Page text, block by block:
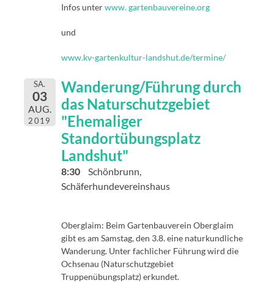
Infos unterwww. gartenbauvereine.org
und
www.kv-gartenkultur-landshut.de/termine/
SA.
03
AUG.
2019
Wanderung/Führung durch
das Naturschutzgebiet
"Ehemaliger
Standortübungsplatz
Landshut"
8:30
Schönbrunn,
Schäferhundevereinshaus
Oberglaim: Beim Gartenbauverein Oberglaim
gibt es am Samstag, den 3.8. eine naturkundliche
Wanderung. Unter fachlicher Führung wird die
Ochsenau (Naturschutzgebiet
Truppenübungsplatz) erkundet.